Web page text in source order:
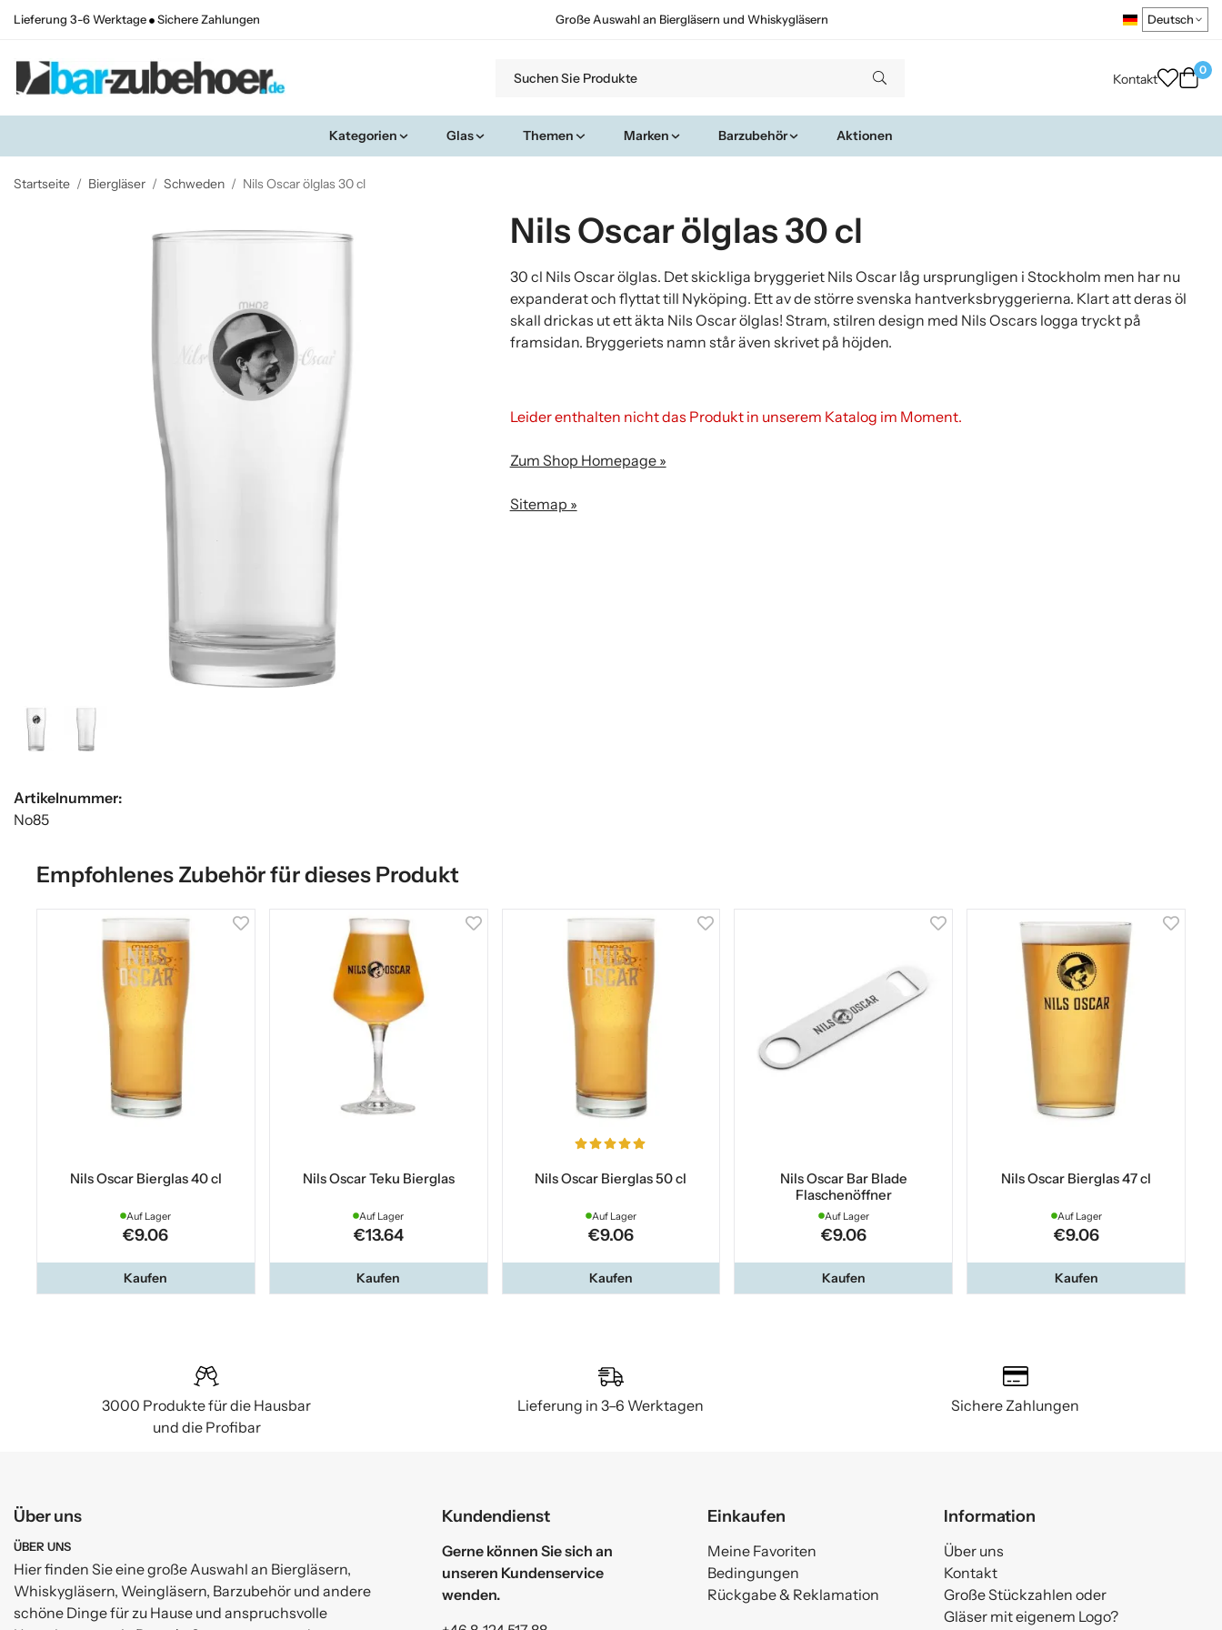
Lieferung 3-6 Werktage Sichere Zahlungen Große Auswahl an Biergläsern und Whiskygläsern
Kontakt
0
Kategorien Glas Themen Marken Barzubehör Aktionen
Startseite / Biergläser / Schweden / Nils Oscar ölglas 30 cl
Nils Oscar ölglas 30 cl
30 cl Nils Oscar ölglas. Det skickliga bryggeriet Nils Oscar låg ursprungligen i Stockholm men har nu
expanderat och flyttat till Nyköping. Ett av de större svenska hantverksbryggerierna. Klart att deras öl
skall drickas ut ett äkta Nils Oscar ölglas! Stram, stilren design med Nils Oscars logga tryckt på
framsidan. Bryggeriets namn står även skrivet på höjden.
Leider enthalten nicht das Produkt in unserem Katalog im Moment.
Zum Shop Homepage »
Sitemap »
Artikelnummer:
No85
Empfohlenes Zubehör für dieses Produkt
Nils Oscar Bierglas 40 cl
Auf Lager
€9.06
Kaufen
Nils Oscar Teku Bierglas
Auf Lager
€13.64
Kaufen
Nils Oscar Bierglas 50 cl
Auf Lager
€9.06
Kaufen
Nils Oscar Bar Blade
Flaschenöffner
Auf Lager
€9.06
Kaufen
Nils Oscar Bierglas 47 cl
Auf Lager
€9.06
Kaufen
3000 Produkte für die Hausbar
und die Profibar
Lieferung in 3–6 Werktagen Sichere Zahlungen
Über uns
ÜBER UNS
Hier finden Sie eine große Auswahl an Biergläsern,
Whiskygläsern, Weingläsern, Barzubehör und andere
schöne Dinge für zu Hause und anspruchsvolle
Kundendienst
Gerne können Sie sich an
unseren Kundenservice
wenden.
Einkaufen
Meine Favoriten
Bedingungen
Rückgabe & Reklamation
Information
Über uns
Kontakt
Große Stückzahlen oder
Gläser mit eigenem Logo?